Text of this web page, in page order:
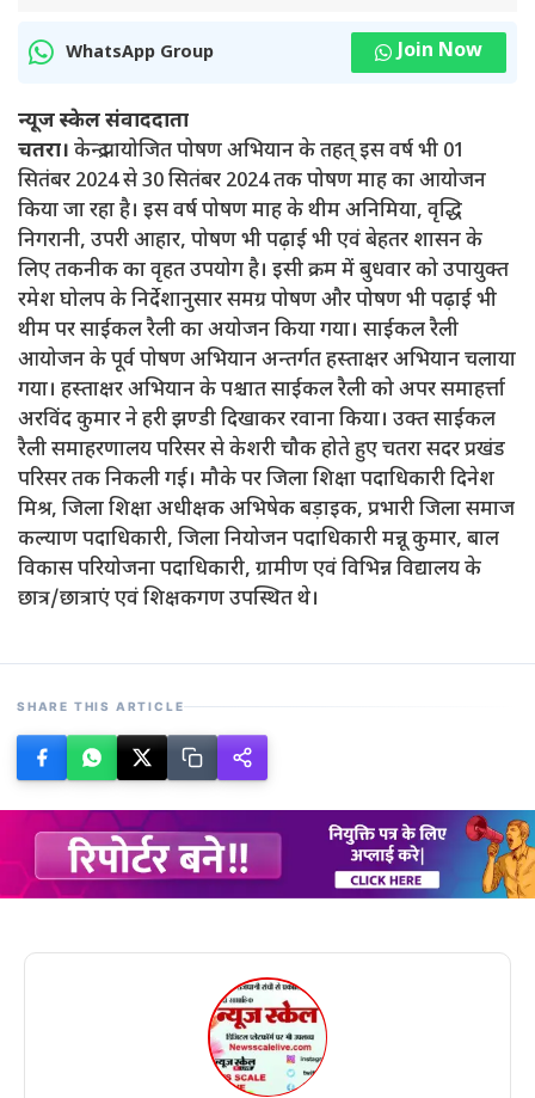
WhatsApp Group Join Now
न्यूज स्केल संवाददाता
चतरा। केन्द्र प्रायोजित पोषण अभियान के तहत् इस वर्ष भी 01
सितंबर 2024 से 30 सितंबर 2024 तक पोषण माह का आयोजन
किया जा रहा है। इस वर्ष पोषण माह के थीम अनिमिया, वृद्धि
निगरानी, उपरी आहार, पोषण भी पढ़ाई भी एवं बेहतर शासन के
लिए तकनीक का वृहत उपयोग है। इसी क्रम में बुधवार को उपायुक्त
रमेश घोलप के निर्देशानुसार समग्र पोषण और पोषण भी पढ़ाई भी
थीम पर साईकल रैली का अयोजन किया गया। साईकल रैली
आयोजन के पूर्व पोषण अभियान अन्तर्गत हस्ताक्षर अभियान चलाया
गया। हस्ताक्षर अभियान के पश्चात साईकल रैली को अपर समाहर्त्ता
अरविंद कुमार ने हरी झण्डी दिखाकर रवाना किया। उक्त साईकल
रैली समाहरणालय परिसर से केशरी चौक होते हुए चतरा सदर प्रखंड
परिसर तक निकली गई। मौके पर जिला शिक्षा पदाधिकारी दिनेश
मिश्र, जिला शिक्षा अधीक्षक अभिषेक बड़ाइक, प्रभारी जिला समाज
कल्याण पदाधिकारी, जिला नियोजन पदाधिकारी मन्नू कुमार, बाल
विकास परियोजना पदाधिकारी, ग्रामीण एवं विभिन्न विद्यालय के
छात्र/छात्राएं एवं शिक्षकगण उपस्थित थे।
SHARE THIS ARTICLE